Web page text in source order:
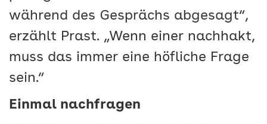
während des Gesprächs abgesagt“,
erzählt Prast. „Wenn einer nachhakt,
muss das immer eine höfliche Frage
sein.“
Einmal nachfragen